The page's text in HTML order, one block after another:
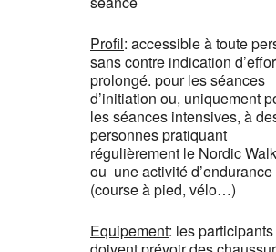
Profil: accessible à toute
sans contre indication
prolongé. pour les séances
d’initiation ou, uniquement
les séances intensives, à
personnes pratiquant
régulièrement le Nordic
ou une activité d’endurance
(course à pied, vélo…)
Equipement: les participants